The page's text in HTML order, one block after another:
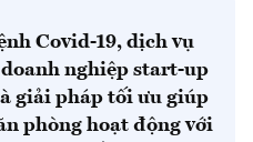
Covid-19, dịch vụ
nghiệp start-up
giải pháp tối ưu giúp
phòng hoạt động với